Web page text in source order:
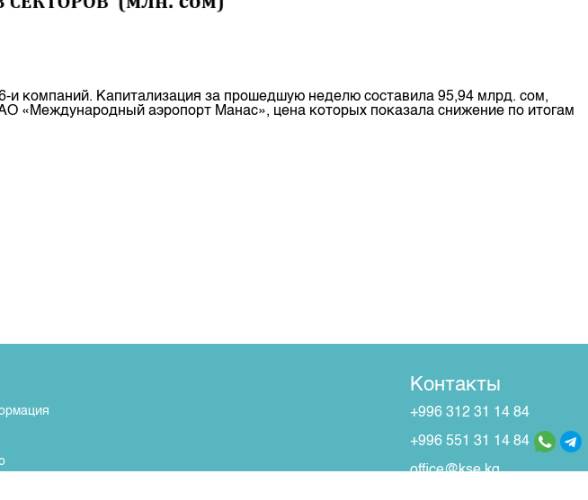
компаний. Капитализация за прошедшую неделю составила 95,94 млрд. сом,
«Международный аэропорт Манас», цена которых показала снижение по итогам
Контакты
+996 312 31 14 84
+996 551 31 14 84
office@kse.kg